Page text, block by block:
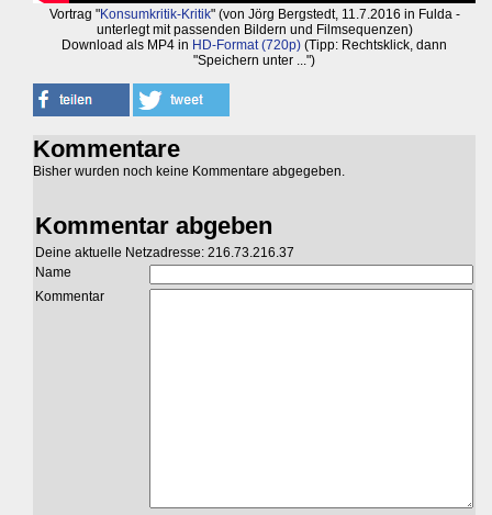
Vortrag "Konsumkritik-Kritik" (von Jörg Bergstedt, 11.7.2016 in Fulda -
unterlegt mit passenden Bildern und Filmsequenzen)
Download als MP4 in HD-Format (720p) (Tipp: Rechtsklick, dann
"Speichern unter ...")
Kommentare
Bisher wurden noch keine Kommentare abgegeben.
Kommentar abgeben
Deine aktuelle Netzadresse: 216.73.216.37
Name
Kommentar